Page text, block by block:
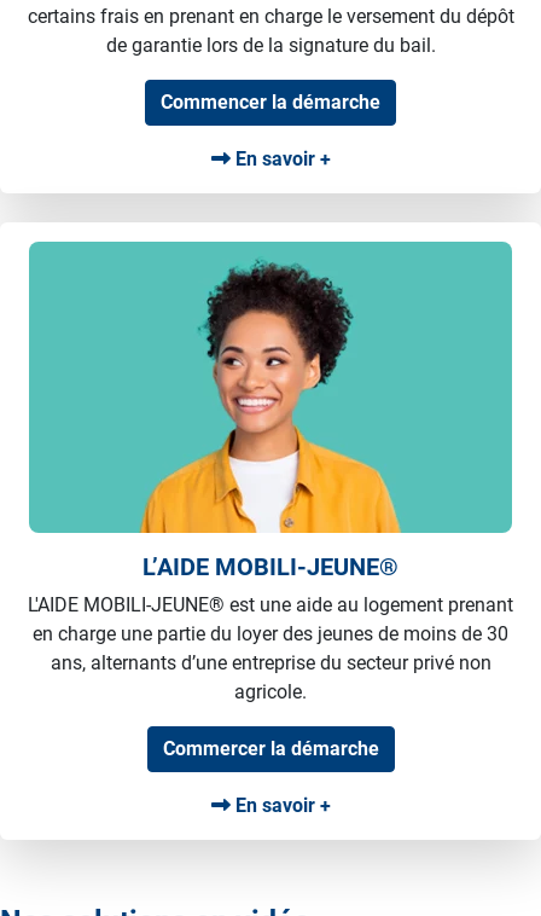
certains frais en prenant en charge le versement du dépôt
de garantie lors de la signature du bail.
Commencer la démarche
En savoir +
L’AIDE MOBILI-JEUNE®
L'AIDE MOBILI-JEUNE® est une aide au logement prenant
en charge une partie du loyer des jeunes de moins de 30
ans, alternants d’une entreprise du secteur privé non
agricole.
Commercer la démarche
En savoir +